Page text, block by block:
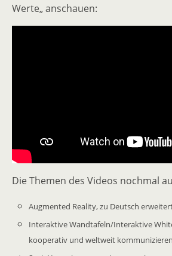
Werte„ anschauen:
Die Themen des Videos nochmal
Augmented Reality, zu Deutsch
Interaktive Wandtafeln/Interaktive
kooperativ und weltweit